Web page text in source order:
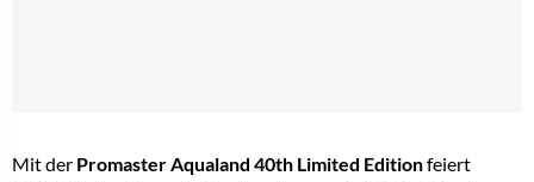
Mit der Promaster Aqualand 40th Limited Editionfeiert